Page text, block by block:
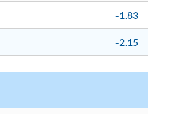
-1.83
-2.15